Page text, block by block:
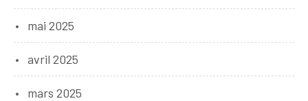
mai 2025
avril 2025
mars 2025